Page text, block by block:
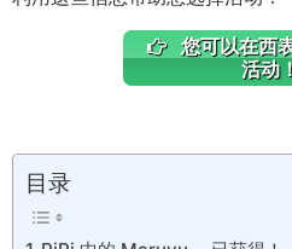
您可以在西
活动！
目录